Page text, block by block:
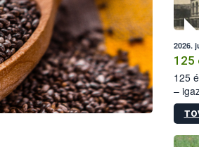
2026.
125
125
–
15.